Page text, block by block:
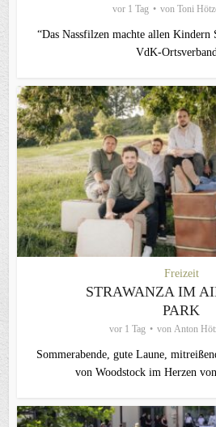
vor 1 Tag von Toni
“Das Nassfilzen machte allen
VdK-
Freizeit
STRAWANZA IM
PARK
vor 1 Tag von Anton
Sommerabende, gute Laune,
von Woodstock im Herzen